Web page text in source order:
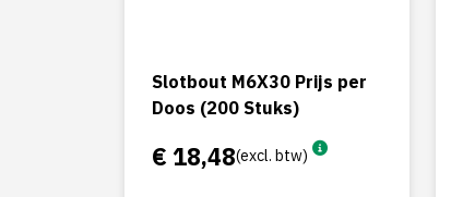
Slotbout M6X30 Prijs per
Doos (200 Stuks)
€ 18,48(excl. btw)